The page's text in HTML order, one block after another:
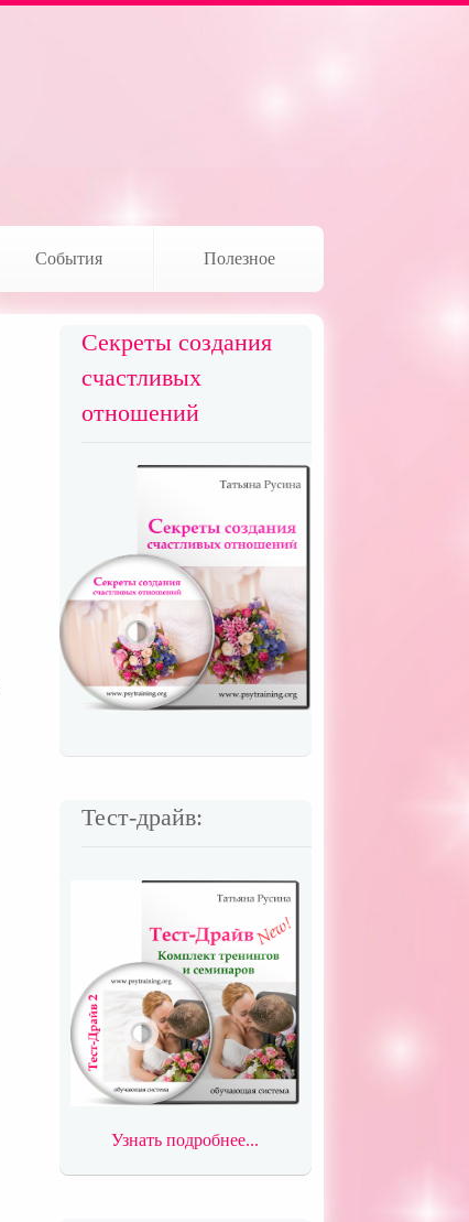
События Полезное
Секреты создания
счастливых
отношений
Тест-драйв:
Узнать подробнее...